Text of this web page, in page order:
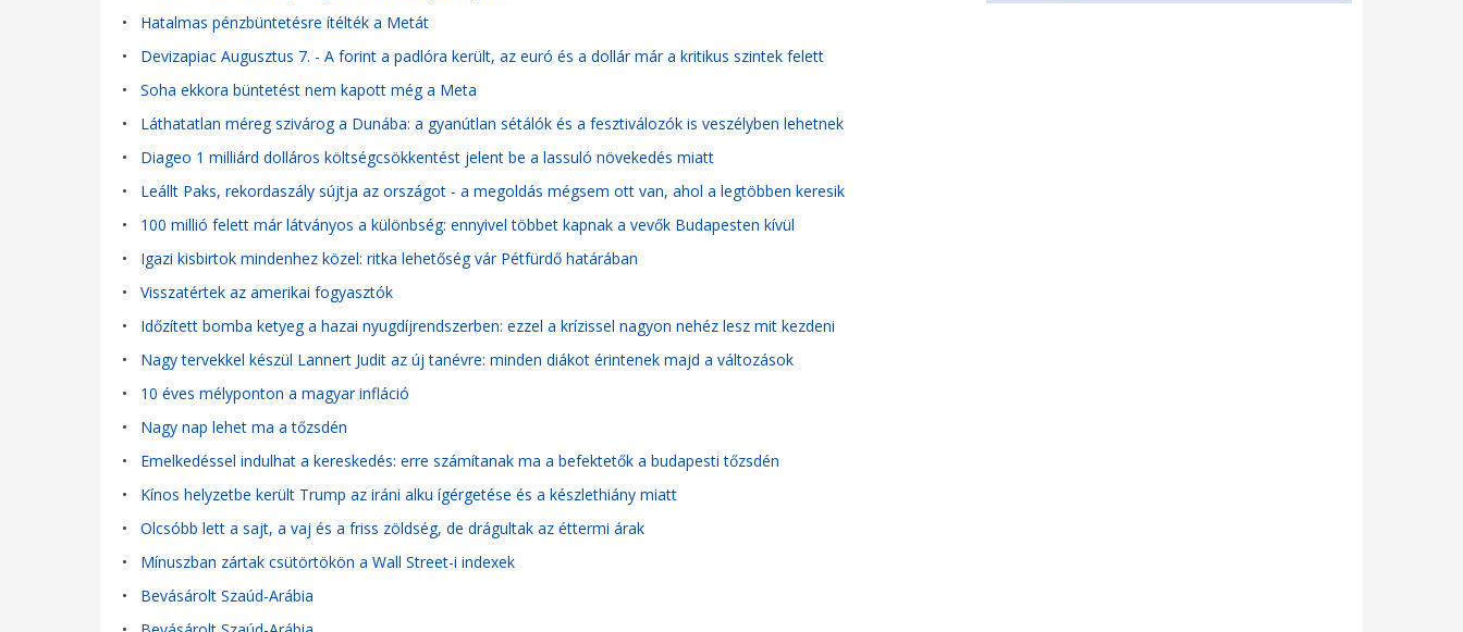
• Hatalmas pénzbüntetésre ítélték a Metát
• Devizapiac Augusztus 7. - A forint a padlóra került, az euró és a dollár már a kritikus szintek felett
• Soha ekkora büntetést nem kapott még a Meta
• Láthatatlan méreg szivárog a Dunába: a gyanútlan sétálók és a fesztiválozók is veszélyben lehetnek
• Diageo 1 milliárd dolláros költségcsökkentést jelent be a lassuló növekedés miatt
• Leállt Paks, rekordaszály sújtja az országot - a megoldás mégsem ott van, ahol a legtöbben keresik
• 100 millió felett már látványos a különbség: ennyivel többet kapnak a vevők Budapesten kívül
• Igazi kisbirtok mindenhez közel: ritka lehetőség vár Pétfürdő határában
• Visszatértek az amerikai fogyasztók
• Időzített bomba ketyeg a hazai nyugdíjrendszerben: ezzel a krízissel nagyon nehéz lesz mit kezdeni
• Nagy tervekkel készül Lannert Judit az új tanévre: minden diákot érintenek majd a változások
• 10 éves mélyponton a magyar infláció
• Nagy nap lehet ma a tőzsdén
• Emelkedéssel indulhat a kereskedés: erre számítanak ma a befektetők a budapesti tőzsdén
• Kínos helyzetbe került Trump az iráni alku ígérgetése és a készlethiány miatt
• Olcsóbb lett a sajt, a vaj és a friss zöldség, de drágultak az éttermi árak
• Mínuszban zártak csütörtökön a Wall Street-i indexek
• Bevásárolt Szaúd-Arábia